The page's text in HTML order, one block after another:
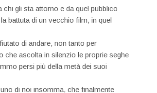
gli sta attorno e da quel pubblico
battuta di un vecchio film, in quel
di andare, non tanto per
che ascolta in silenzio le proprie seghe
persi più della metà dei suoi
di noi insomma, che finalmente